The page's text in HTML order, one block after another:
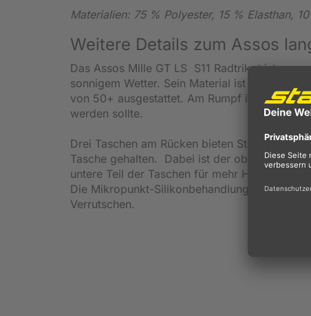
Materialien: 75 % Polyester, 15 % Elasthan,
Weitere Details zum Assos
Das Assos Mille GT LS S11 Radtrikot ist
sonnigem Wetter. Sein Material ist extrem
von 50+ ausgestattet. Am Rumpf ist der LSF
werden sollte.
Drei Taschen am Rücken bieten Stauraum
Tasche gehalten. Dabei ist der obere Bereich
untere Teil der Taschen für mehr Halt sorgt
Die Mikropunkt-Silikonbehandlung am
Verrutschen.